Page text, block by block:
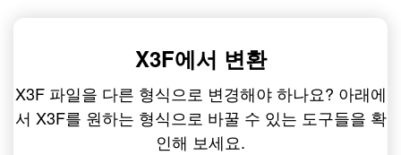
X3F에서 변환
X3F 파일을 다른 형식으로 변경해야 하나요? 아래에
서 X3F를 원하는 형식으로 바꿀 수 있는 도구들을 확
인해 보세요.